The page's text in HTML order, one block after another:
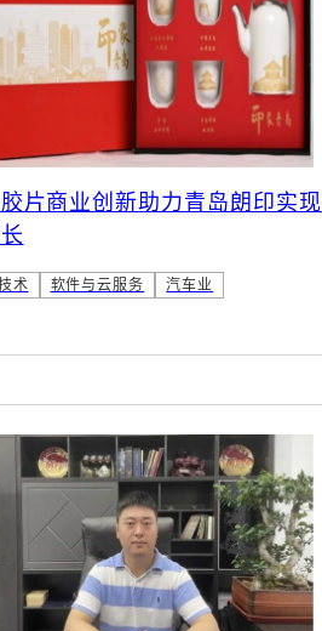
片商业创新助力青岛朗印实现
术 软件与云服务 汽车业